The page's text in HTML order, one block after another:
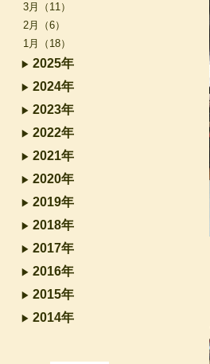
3月（11）
2月（6）
1月（18）
2025年
2024年
2023年
2022年
2021年
2020年
2019年
2018年
2017年
2016年
2015年
2014年